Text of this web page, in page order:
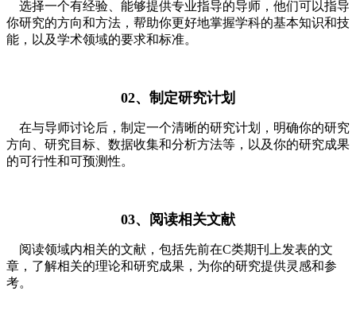
选择一个有经验、能够提供专业指导的导师，他们可以指导
你研究的方向和方法，帮助你更好地掌握学科的基本知识和技
能，以及学术领域的要求和标准。
02、制定研究计划
在与导师讨论后，制定一个清晰的研究计划，明确你的研究
方向、研究目标、数据收集和分析方法等，以及你的研究成果
的可行性和可预测性。
03、阅读相关文献
阅读领域内相关的文献，包括先前在C类期刊上发表的文
章，了解相关的理论和研究成果，为你的研究提供灵感和参
考。